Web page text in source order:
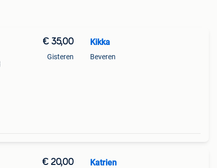
€ 35,00
Gisteren
Kikka
Beveren
€ 20,00 Katrien